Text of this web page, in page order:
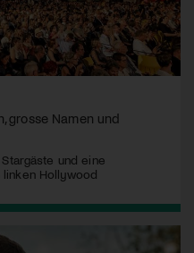
grosse Namen und
und eine
Hollywood